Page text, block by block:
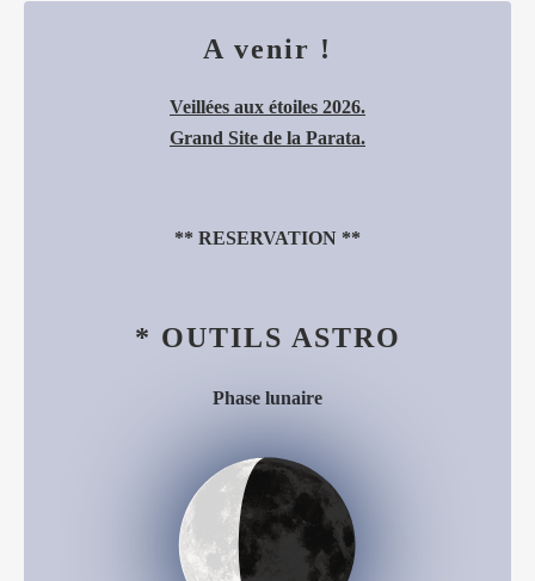
A venir !
Veillées aux étoiles 2026.
Grand Site de la Parata.
** RESERVATION **
* OUTILS ASTRO
Phase lunaire
Décroissant (34%)